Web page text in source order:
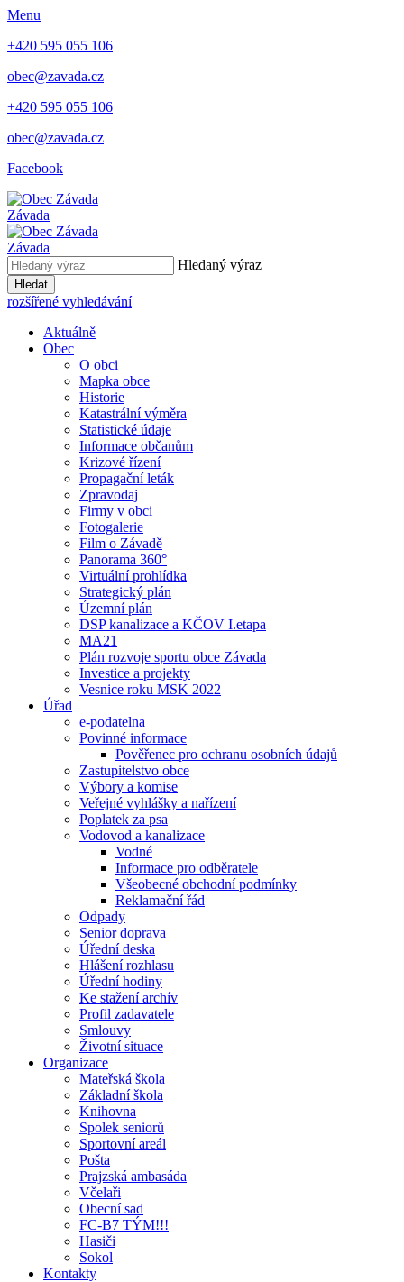
Menu
+420 595 055 106
obec@zavada.cz
+420 595 055 106
obec@zavada.cz
Facebook
Závada
Závada
Hledaný výraz
Hledat
rozšířené vyhledávání
Aktuálně
Obec
O obci
Mapka obce
Historie
Katastrální výměra
Statistické údaje
Informace občanům
Krizové řízení
Propagační leták
Zpravodaj
Firmy v obci
Fotogalerie
Film o Závadě
Panorama 360°
Virtuální prohlídka
Strategický plán
Územní plán
DSP kanalizace a KČOV I.etapa
MA21
Plán rozvoje sportu obce Závada
Investice a projekty
Vesnice roku MSK 2022
Úřad
e-podatelna
Povinné informace
Pověřenec pro ochranu osobních údajů
Zastupitelstvo obce
Výbory a komise
Veřejné vyhlášky a nařízení
Poplatek za psa
Vodovod a kanalizace
Vodné
Informace pro odběratele
Všeobecné obchodní podmínky
Reklamační řád
Odpady
Senior doprava
Úřední deska
Hlášení rozhlasu
Úřední hodiny
Ke stažení archív
Profil zadavatele
Smlouvy
Životní situace
Organizace
Mateřská škola
Základní škola
Knihovna
Spolek seniorů
Sportovní areál
Pošta
Prajzská ambasáda
Včelaři
Obecní sad
FC-B7 TÝM!!!
Hasiči
Sokol
Kontakty